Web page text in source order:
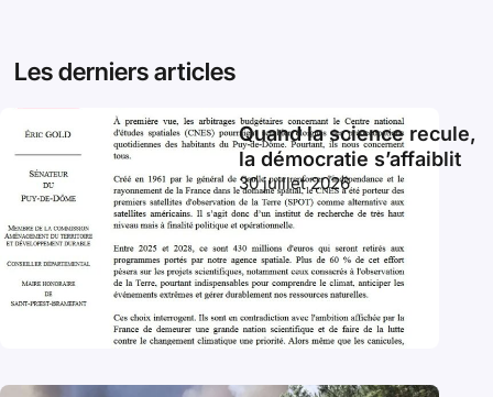
Les derniers articles
Quand la science recule,
la démocratie s’affaiblit
30 juillet 2026